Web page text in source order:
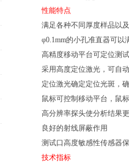
性能特点
满足各种不同厚度样品以
φ0.1mm的小孔准直器可以
高精度移动平台可定位测
采用高度定位激光，可自
定位激光确定定位光斑，
鼠标可控制移动平台，鼠
高分辨率探头使分析结果
良好的射线屏蔽作用
测试口高度敏感性传感器
技术指标